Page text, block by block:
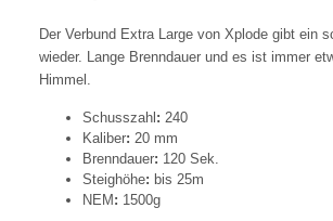
Der Verbund Extra Large von Xplode gibt ein
wieder. Lange Brenndauer und es ist immer
Himmel.
Schusszahl : 240
Kaliber: 20 mm
Brenndauer: 120 Sek.
Steighöhe: bis 25m
NEM : 1500g